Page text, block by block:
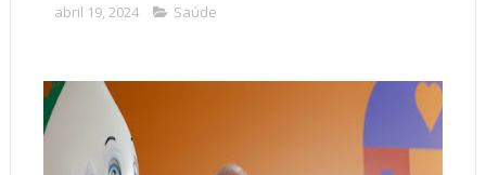
abril 19, 2024 Saúde